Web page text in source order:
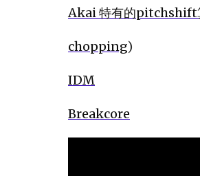
Akai 特有的pitchshift
chopping)
IDM
Breakcore